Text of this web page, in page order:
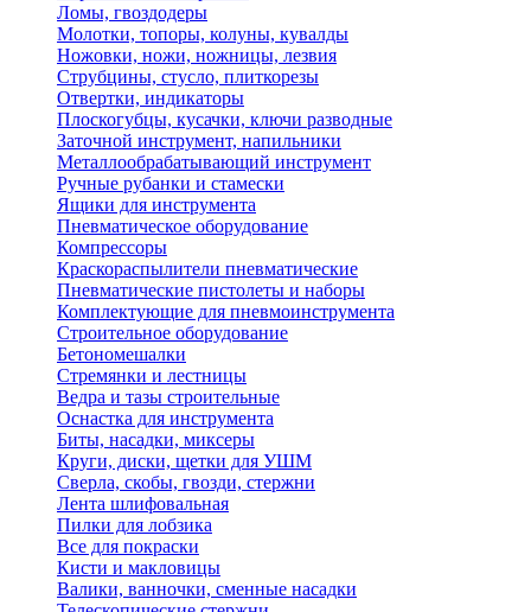
Ломы, гвоздодеры
Молотки, топоры, колуны, кувалды
Ножовки, ножи, ножницы, лезвия
Струбцины, стусло, плиткорезы
Отвертки, индикаторы
Плоскогубцы, кусачки, ключи разводные
Заточной инструмент, напильники
Металлообрабатывающий инструмент
Ручные рубанки и стамески
Ящики для инструмента
Пневматическое оборудование
Компрессоры
Краскораспылители пневматические
Пневматические пистолеты и наборы
Комплектующие для пневмоинструмента
Строительное оборудование
Бетономешалки
Стремянки и лестницы
Ведра и тазы строительные
Оснастка для инструмента
Биты, насадки, миксеры
Круги, диски, щетки для УШМ
Сверла, скобы, гвозди, стержни
Лента шлифовальная
Пилки для лобзика
Все для покраски
Кисти и макловицы
Валики, ванночки, сменные насадки